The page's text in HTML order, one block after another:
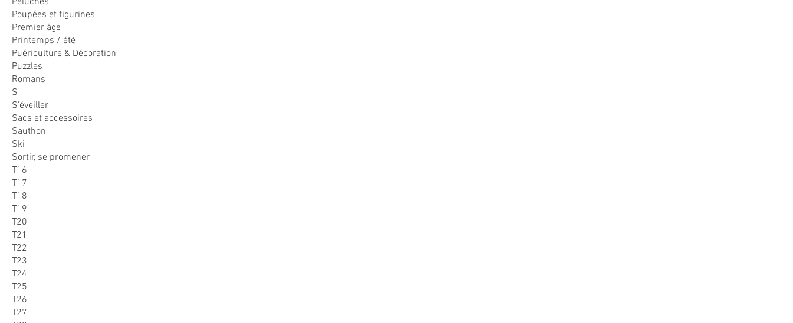
Poupées et figurines
Premier âge
Printemps / été
Puériculture & Décoration
Puzzles
Romans
S
S'éveiller
Sacs et accessoires
Sauthon
Ski
Sortir, se promener
T16
T17
T18
T19
T20
T21
T22
T23
T24
T25
T26
T27